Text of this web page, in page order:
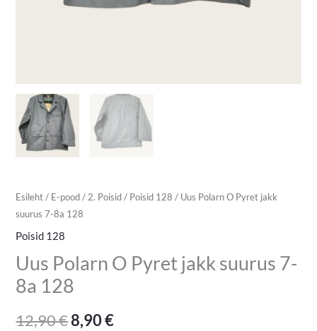
Esileht/ E-pood/ 2. Poisid/ Poisid 128 / Uus Polarn O Pyret jakk
suurus 7-8a 128
Poisid 128
Uus Polarn O Pyret jakk suurus 7-
8a 128
12,90€8,90€